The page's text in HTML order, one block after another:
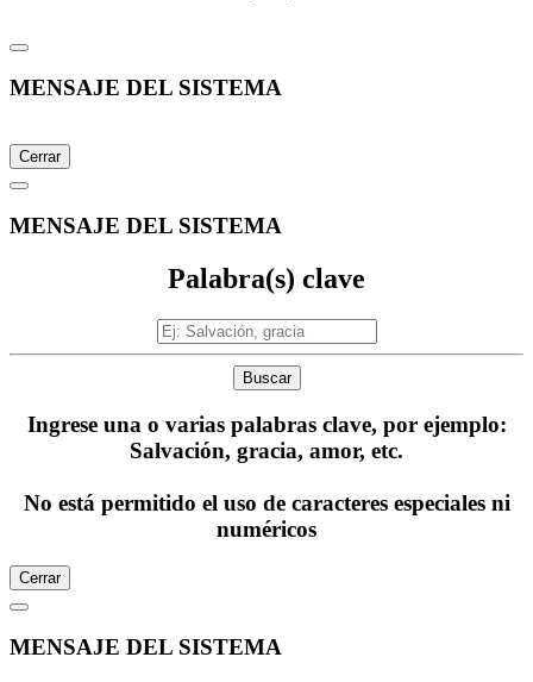
MENSAJE DEL SISTEMA
Cerrar
MENSAJE DEL SISTEMA
Palabra(s) clave
Buscar
Ingrese una o varias palabras clave, por ejemplo:
Salvación, gracia, amor, etc.
No está permitido el uso de caracteres especiales ni
numéricos
Cerrar
MENSAJE DEL SISTEMA